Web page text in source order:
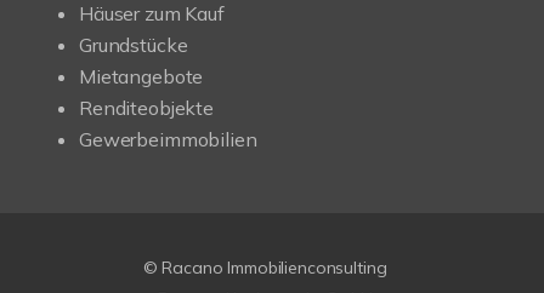
Häuser zum Kauf
Grundstücke
Mietangebote
Renditeobjekte
Gewerbeimmobilien
© Racano Immobilienconsulting